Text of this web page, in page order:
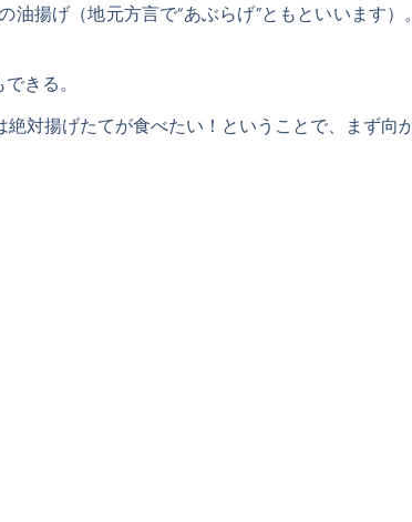
揚げ（地元方言で“あぶらげ”ともといいます
きる。
対揚げたてが食べたい！ということで、まず向